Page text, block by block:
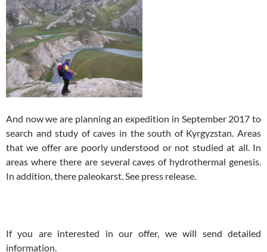
And now we are planning an expedition in September 2017 to
search and study of caves in the south of Kyrgyzstan. Areas
that we offer are poorly understood or not studied at all. In
areas where there are several caves of hydrothermal genesis.
In addition, there paleokarst. See press release.
If you are interested in our offer, we will send detailed
information.